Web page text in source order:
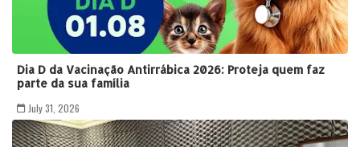
Dia D da Vacinação Antirrábica 2026: Proteja quem faz
parte da sua família
July 31, 2026